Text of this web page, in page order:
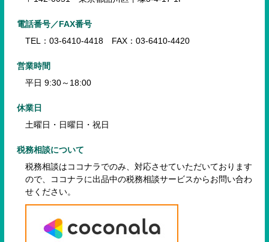
電話番号／FAX番号
TEL：03-6410-4418 FAX：03-6410-4420
営業時間
平日 9:30～18:00
休業日
土曜日・日曜日・祝日
税務相談について
税務相談はココナラでのみ、対応させていただいております
ので、
ココナラに出品中の税務相談サービスからお問い合わ
せください。